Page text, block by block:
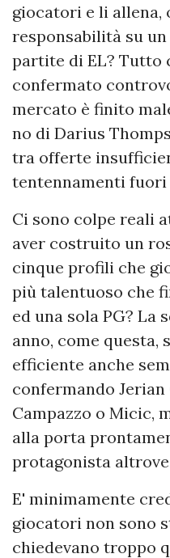
giocatori e li allena,
responsabilità su
partite di EL? Tutto
confermato
mercato è finito
no di Darius
tra offerte
tentennamenti fuori
Ci sono colpe reali
aver costruito un
cinque profili che
più talentuoso che
ed una sola PG? La
anno, come questa,
efficiente anche
confermando
Campazzo o Micic,
alla porta
protagonista
E' minimamente
giocatori non sono
chiedevano troppo